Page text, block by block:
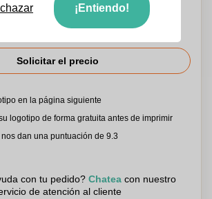
Solicitar el precio
en la página siguiente
logotipo de forma gratuita antes de imprimir
dan una puntuación de 9.3
con tu pedido? Chateacon nuestro
de atención al cliente
¡Entiendo!